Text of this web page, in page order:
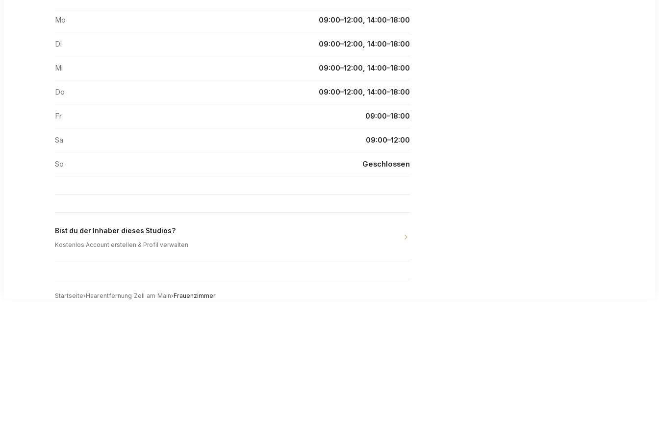
Mo 09:00–12:00, 14:00–18:00
Di 09:00–12:00, 14:00–18:00
Mi 09:00–12:00, 14:00–18:00
Do 09:00–12:00, 14:00–18:00
Fr 09:00–18:00
Sa 09:00–12:00
So Geschlossen
Bist du der Inhaber dieses Studios?
Kostenlos Account erstellen & Profil verwalten
Startseite›Haarentfernung Zell am Main›Frauenzimmer